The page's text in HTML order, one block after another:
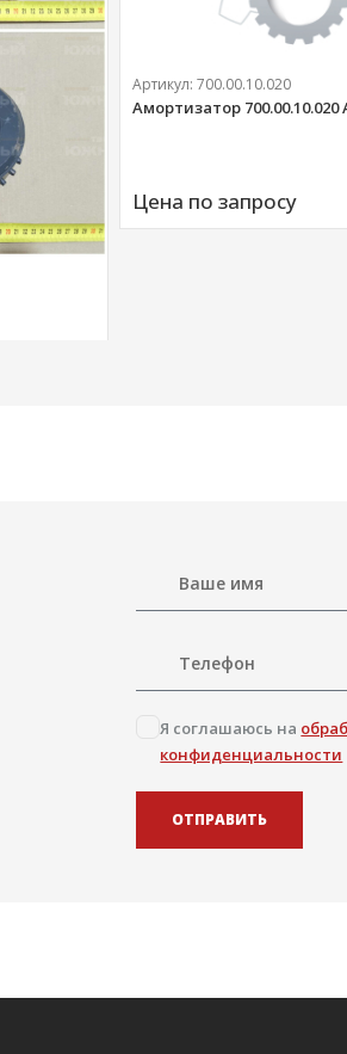
Артикул:700.00.10.020
Амортизатор
Цена по запросу
Я соглашаюсь на
конфиденциальности
ОТПРАВИТЬ